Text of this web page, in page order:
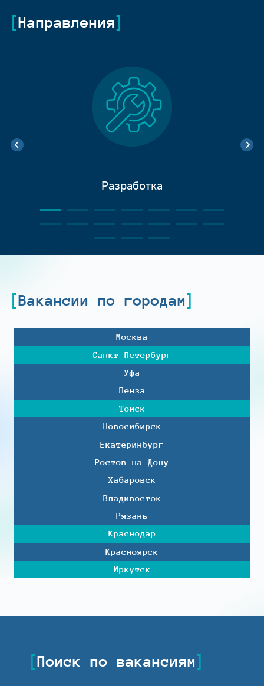
Направления
Разработка
Вакансии по городам
Москва
Санкт-Петербург
Уфа
Пенза
Томск
Новосибирск
Екатеринбург
Ростов-на-Дону
Хабаровск
Владивосток
Рязань
Краснодар
Красноярск
Иркутск
Поиск по вакансиям